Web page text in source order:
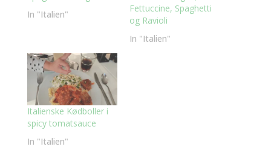
In "Italien"
Fettuccine, Spaghetti
og Ravioli
In "Italien"
Italienske Kødboller i
spicy tomatsauce
In "Italien"